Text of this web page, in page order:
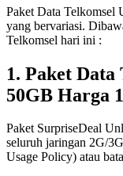
Paket Data Telkomsel
yang bervariasi.
Telkomsel hari ini :
1. Paket
50GB Harga
Paket SurpriseDeal
seluruh jaringan 2G/
Usage Policy) atau